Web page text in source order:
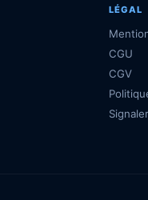
LÉGAL
CGU
CGV